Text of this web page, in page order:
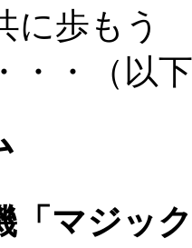
に歩も
・・（以
「マジッ